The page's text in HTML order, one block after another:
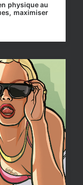
physique au
maximiser